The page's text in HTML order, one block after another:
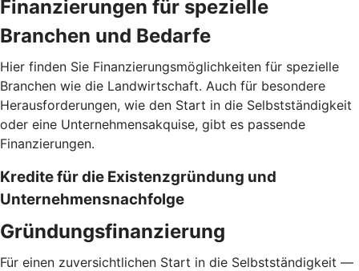
Finanzierungen für spezielle
Branchen und Bedarfe
Hier finden Sie Finanzierungsmöglichkeiten für spezielle
Branchen wie die Landwirtschaft. Auch für besondere
Herausforderungen, wie den Start in die Selbstständigkeit
oder eine Unternehmensakquise, gibt es passende
Finanzierungen.
Kredite für die Existenzgründung und
Unternehmensnachfolge
Gründungsfinanzierung
Für einen zuversichtlichen Start in die Selbstständigkeit —